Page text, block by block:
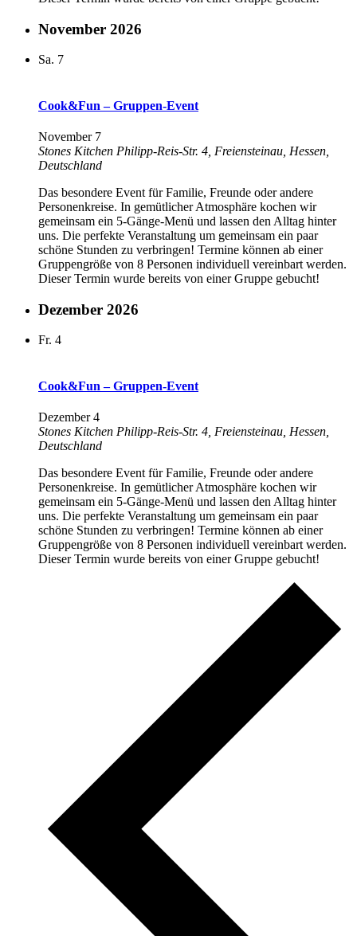
November 2026
Sa. 7
Cook&Fun – Gruppen-Event
November 7
Stones Kitchen Philipp-Reis-Str. 4, Freiensteinau, Hessen,
Deutschland
Das besondere Event für Familie, Freunde oder andere
Personenkreise. In gemütlicher Atmosphäre kochen wir
gemeinsam ein 5-Gänge-Menü und lassen den Alltag hinter
uns. Die perfekte Veranstaltung um gemeinsam ein paar
schöne Stunden zu verbringen! Termine können ab einer
Gruppengröße von 8 Personen individuell vereinbart werden.
Dieser Termin wurde bereits von einer Gruppe gebucht!
Dezember 2026
Fr. 4
Cook&Fun – Gruppen-Event
Dezember 4
Stones Kitchen Philipp-Reis-Str. 4, Freiensteinau, Hessen,
Deutschland
Das besondere Event für Familie, Freunde oder andere
Personenkreise. In gemütlicher Atmosphäre kochen wir
gemeinsam ein 5-Gänge-Menü und lassen den Alltag hinter
uns. Die perfekte Veranstaltung um gemeinsam ein paar
schöne Stunden zu verbringen! Termine können ab einer
Gruppengröße von 8 Personen individuell vereinbart werden.
Dieser Termin wurde bereits von einer Gruppe gebucht!